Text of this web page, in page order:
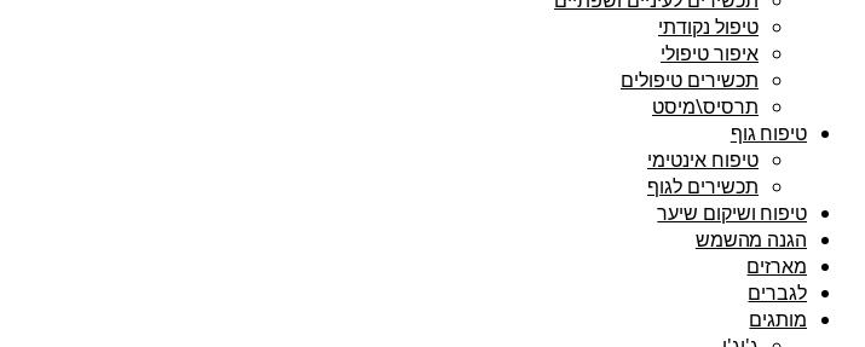
טיפול נקודתי
איפור טיפולי
תכשירים טיפולים
תרסיס\מיסט
טיפוח גוף
טיפוח אינטימי
תכשירים לגוף
טיפוח ושיקום שיער
הגנה מהשמש
מארזים
לגברים
מותגים